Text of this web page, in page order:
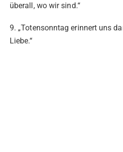
überall, wo wir sind.“
9. „Totensonntag erinnert uns
Liebe.“